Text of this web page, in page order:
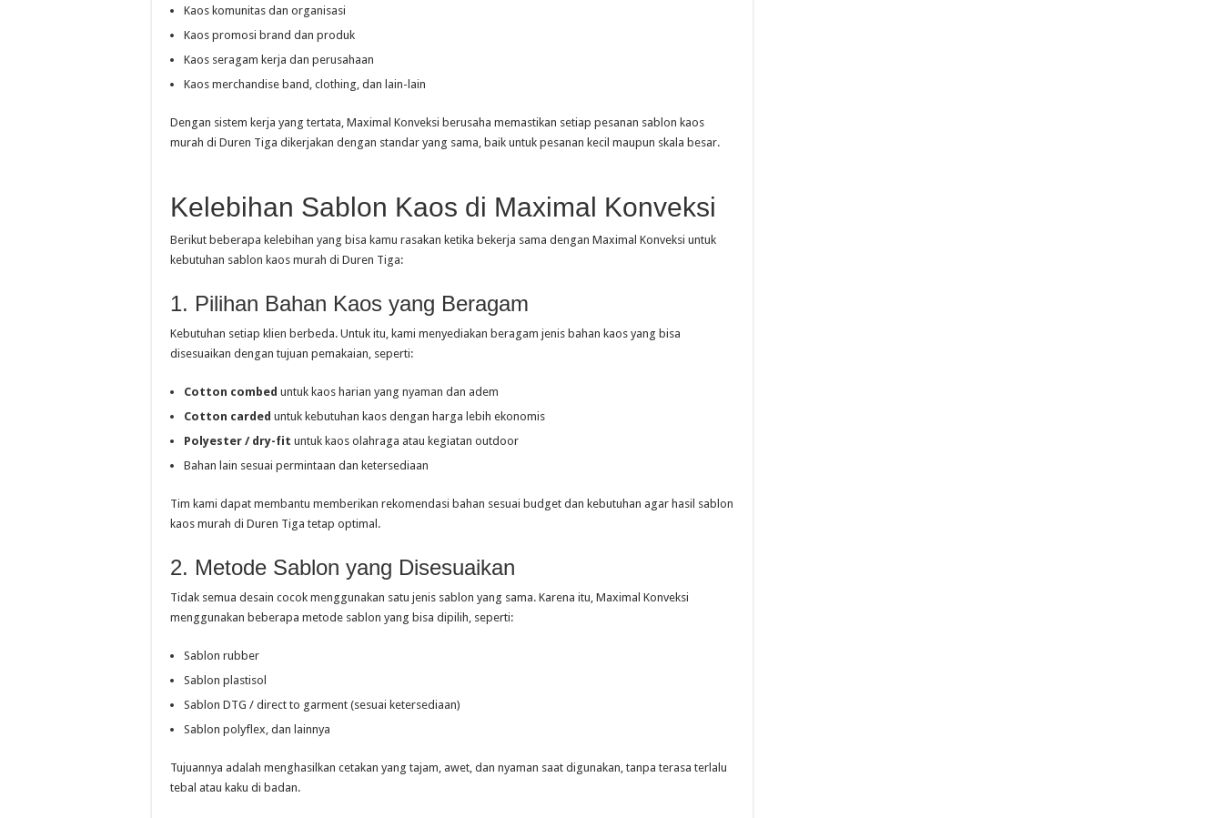
Kaos komunitas dan organisasi
Kaos promosi brand dan produk
Kaos seragam kerja dan perusahaan
Kaos merchandise band, clothing, dan lain-lain
Dengan sistem kerja yang tertata, Maximal Konveksi berusaha memastikan setiap pesanan sablon kaos
murah di Duren Tiga dikerjakan dengan standar yang sama, baik untuk pesanan kecil maupun skala besar.
Kelebihan Sablon Kaos di Maximal Konveksi
Berikut beberapa kelebihan yang bisa kamu rasakan ketika bekerja sama dengan Maximal Konveksi untuk
kebutuhan sablon kaos murah di Duren Tiga:
1. Pilihan Bahan Kaos yang Beragam
Kebutuhan setiap klien berbeda. Untuk itu, kami menyediakan beragam jenis bahan kaos yang bisa
disesuaikan dengan tujuan pemakaian, seperti:
Cotton combed untuk kaos harian yang nyaman dan adem
Cotton carded untuk kebutuhan kaos dengan harga lebih ekonomis
Polyester / dry-fit untuk kaos olahraga atau kegiatan outdoor
Bahan lain sesuai permintaan dan ketersediaan
Tim kami dapat membantu memberikan rekomendasi bahan sesuai budget dan kebutuhan agar hasil sablon
kaos murah di Duren Tiga tetap optimal.
2. Metode Sablon yang Disesuaikan
Tidak semua desain cocok menggunakan satu jenis sablon yang sama. Karena itu, Maximal Konveksi
menggunakan beberapa metode sablon yang bisa dipilih, seperti:
Sablon rubber
Sablon plastisol
Sablon DTG / direct to garment (sesuai ketersediaan)
Sablon polyflex, dan lainnya
Tujuannya adalah menghasilkan cetakan yang tajam, awet, dan nyaman saat digunakan, tanpa terasa terlalu
tebal atau kaku di badan.